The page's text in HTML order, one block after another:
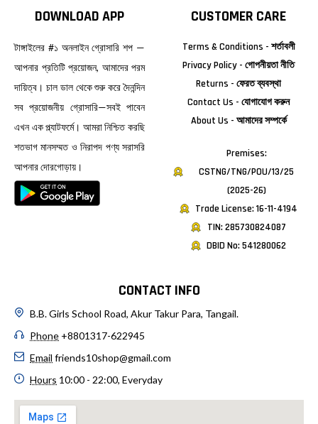
DOWNLOAD APP
টাঙ্গাইলের #১ অনলাইন গ্রোসারি শপ —
আপনার প্রতিটি প্রয়োজন, আমাদের পরম
দায়িত্ব। চাল ডাল থেকে শুরু করে দৈনন্দিন
সব প্রয়োজনীয় গ্রোসারি—সবই পাবেন
এখন এক প্ল্যাটফর্মে। আমরা নিশ্চিত করছি
শতভাগ মানসম্মত ও নিরাপদ পণ্য সরাসরি
আপনার দোরগোড়ায়।
CUSTOMER CARE
Terms & Conditions - শর্তাবলী
Privacy Policy - গোপনীয়তা নীতি
Returns - ফেরত ব্যবস্থা
Contact Us - যোগাযোগ করুন
About Us - আমাদের সম্পর্কে
Premises:
CSTNG/TNG/POU/13/25
(2025-26)
Trade License: 16-11-4194
TIN: 285730824087
DBID No: 541280062
CONTACT INFO
B.B. Girls School Road, Akur Takur Para, Tangail.
Phone +8801317-622945
Email friends10shop@gmail.com
Hours 10:00 - 22:00, Everyday